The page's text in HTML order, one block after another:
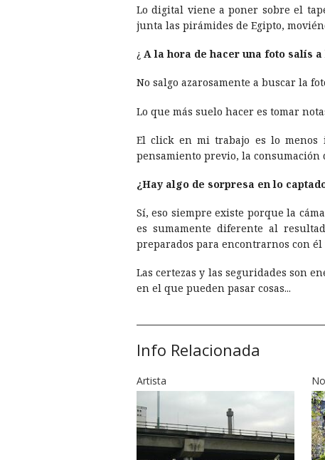
Lo digital viene a poner sobre el
junta las pirámides de Egipto,
¿ A la hora de hacer una foto salí­s
No salgo azarosamente a buscar la
Lo que más suelo hacer es tomar
El click en mi trabajo es lo menos
pensamiento previo, la consumación
¿Hay algo de sorpresa en lo
Sí­, eso siempre existe porque la
es sumamente diferente al
preparados para encontrarnos con
Las certezas y las seguridades son
en el que pueden pasar cosas...
Info Relacionada
Artista